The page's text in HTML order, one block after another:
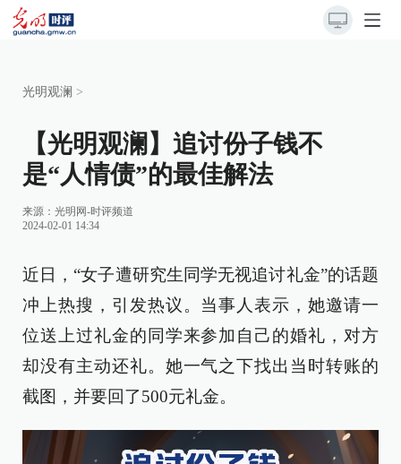
光明观澜 >
【光明观澜】追讨份子钱不
是“人情债”的最佳解法
来源： 光明网-时评频道
2024-02-01 14:34
近日，“女子遭研究生同学无视追讨礼金”的话题
冲上热搜，引发热议。当事人表示，她邀请一
位送上过礼金的同学来参加自己的婚礼，对方
却没有主动还礼。她一气之下找出当时转账的
截图，并要回了500元礼金。